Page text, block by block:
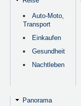
Auto-Moto,
Transport
Einkaufen
Gesundheit
Nachtleben
Panorama